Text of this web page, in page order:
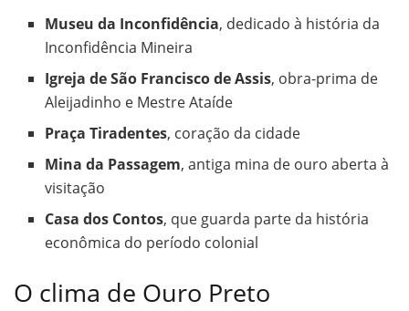
Museu da Inconfidência, dedicado à história da
Inconfidência Mineira
Igreja de São Francisco de Assis, obra-prima de
Aleijadinho e Mestre Ataíde
Praça Tiradentes, coração da cidade
Mina da Passagem, antiga mina de ouro aberta à
visitação
Casa dos Contos, que guarda parte da história
econômica do período colonial
O clima de Ouro Preto